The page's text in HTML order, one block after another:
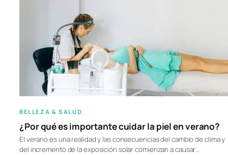
BELLEZA & SALUD
¿Por qué es importante cuidar la piel en verano?
El verano es una realidad y las consecuencias del cambio de clima y
del incremento de la exposición solar comienzan a causar…